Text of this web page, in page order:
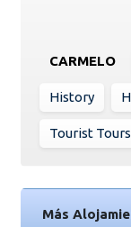
CARMELO
History
Tourist Tours
Más